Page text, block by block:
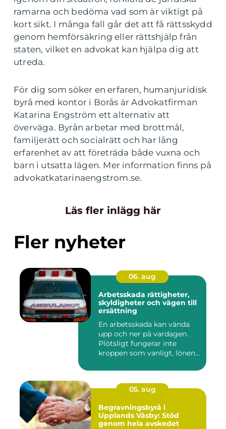
ramarna och bedöma vad som är viktigt på
kort sikt. I många fall går det att få rättsskydd
genom hemförsäkring eller rättshjälp från
staten, vilket en advokat kan hjälpa dig att
utreda.
För dig som söker en erfaren, humanjuridisk
byrå med kontor i Borås är Advokatfirman
Katarina Engström ett alternativ att
överväga. Byrån arbetar med brottmål,
familjerätt och socialrätt och har lång
erfarenhet av att företräda både vuxna och
barn i utsatta lägen. Mer information finns på
advokatkatarinaengstrom.se.
Läs fler inlägg här
Fler nyheter
06. aug
Arbetsskada rättigheter,
skyldigheter och vägen till
ersättning
En arbetsskada kan vända
upp och ner på vardagen.
Plötsligt fungerar inte
kroppen som vanligt, lönen...
05. aug
Begravningsbyrå i
Upplands Väsby: Stöd
genom hela avskedet